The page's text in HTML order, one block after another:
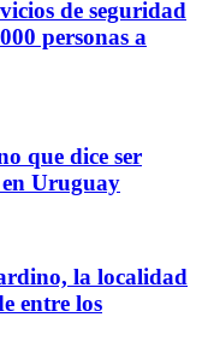
de seguridad
personas a
que dice ser
en Uruguay
la localidad
entre los